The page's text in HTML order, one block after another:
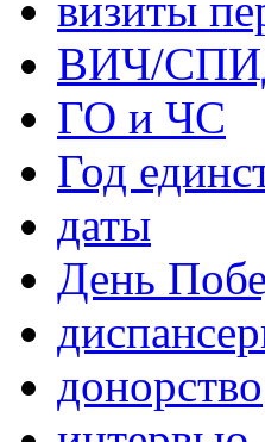
ВИЧ/
ГО и ЧС
Год
даты
День
донорство